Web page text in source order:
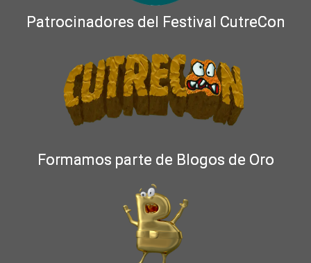
Patrocinadores del Festival CutreCon
Formamos parte de Blogos de Oro